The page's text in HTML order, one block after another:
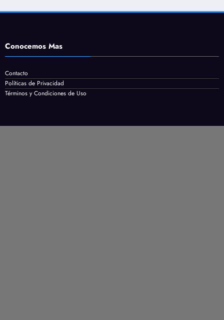
Conocemos Mas
Contacto
Políticas de Privacidad
Términos y Condiciones de Uso